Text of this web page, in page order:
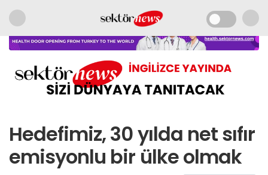
Hedefimiz, 30 yılda net sıfır
emisyonlu bir ülke olmak